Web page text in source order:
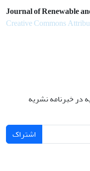
Journal of Renewable
Creative Commons
در خبرنامه نشریه
اشتراک